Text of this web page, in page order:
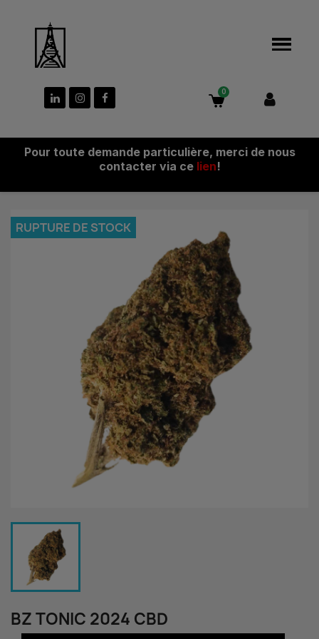
Pour toute demande particulière, merci de nous
contacter via ce lien!
RUPTURE DE STOCK
BZ TONIC 2024 CBD